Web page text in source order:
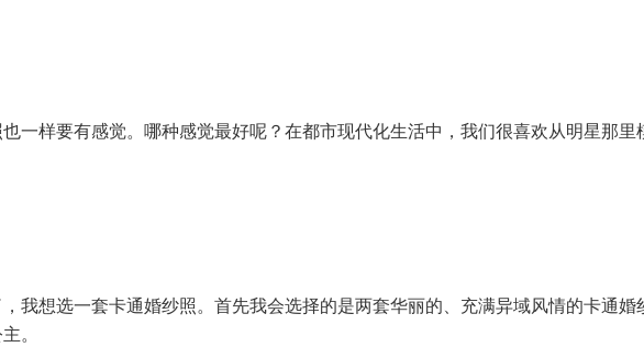
一样要有感觉。哪种感觉最好呢？在都市现代化生活中，我们很喜欢从明星那里
我想选一套卡通婚纱照。首先我会选择的是两套华丽的、充满异域风情的卡通
。